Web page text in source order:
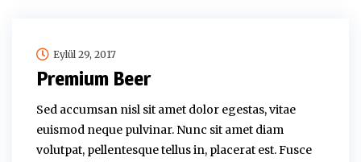
Eylül 29, 2017
Premium Beer
Sed accumsan nisl sit amet dolor egestas, vitae
euismod neque pulvinar. Nunc sit amet diam
volutpat, pellentesque tellus in, placerat est. Fusce